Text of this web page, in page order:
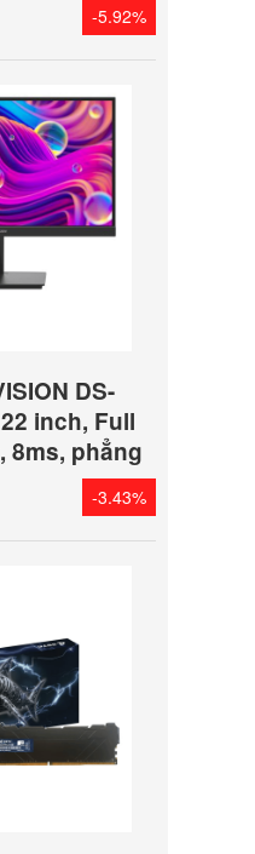
-5.92%
DS-
inch, Full
8ms, phẳng
-3.43%